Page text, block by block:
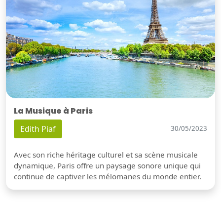
La Musique à Paris
Edith Piaf 30/05/2023
Avec son riche héritage culturel et sa scène musicale
dynamique, Paris offre un paysage sonore unique qui
continue de captiver les mélomanes du monde entier.